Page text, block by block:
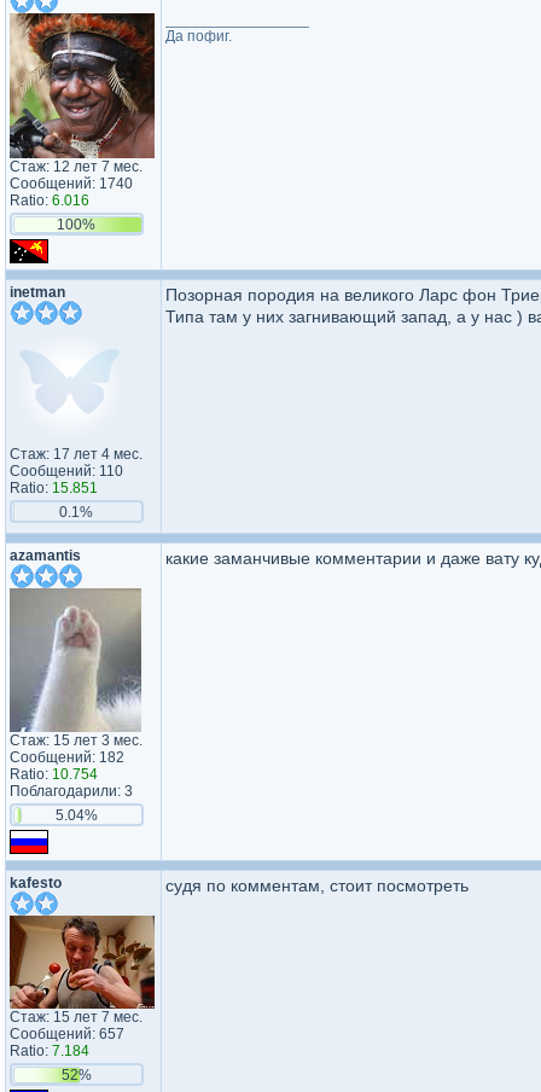
Стаж: 12 лет 7 мес.
Сообщений: 1740
Ratio: 6.016
100%
Да пофиг.
inetman
Стаж: 17 лет 4 мес.
Сообщений: 110
Ratio: 15.851
0.1%
Позорная породия на великого Ларс фон
Типа там у них загнивающий запад, а у нас )
azamantis
Стаж: 15 лет 3 мес.
Сообщений: 182
Ratio: 10.754
Поблагодарили: 3
5.04%
какие заманчивые комментарии и даже вату
kafesto
Стаж: 15 лет 7 мес.
Сообщений: 657
Ratio: 7.184
52%
судя по комментам, стоит посмотреть